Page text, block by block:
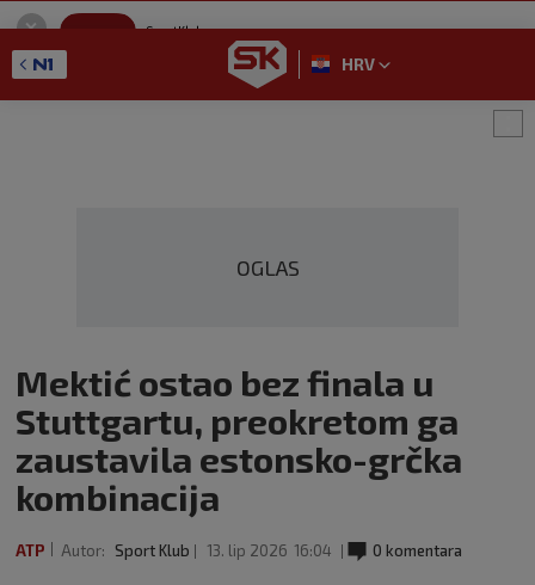
SportKlub
GET - On the Google Play
HRV
OGLAS
Mektić ostao bez finala u
Stuttgartu, preokretom ga
zaustavila estonsko-grčka
kombinacija
ATP Autor: Sport Klub 13. lip 2026 16:04 0 komentara